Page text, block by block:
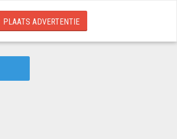
PLAATS ADVERTENTIE